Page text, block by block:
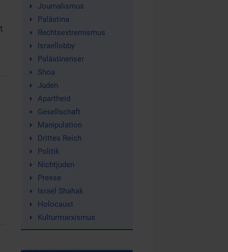
Journalismus
Palästina
Rechtsextremismus
Israellobby
Palästinenser
Shoa
Juden
Apartheid
Gesellschaft
Manipulation
Drittes Reich
Politik
Nichtjuden
Presse
Israel Shahak
Holocaust
Kulturmarxismus